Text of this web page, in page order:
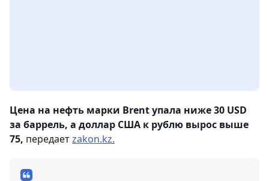
Цена на нефть марки Brent упала ниже 30 USD
за баррель, а доллар США к рублю вырос выше
75, передаетzakon.kz.